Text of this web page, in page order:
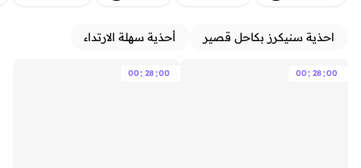
احذية سنيكرز بكاحل قصير أحذية سهلة الارتداء
00: 28:00
00: 28:00